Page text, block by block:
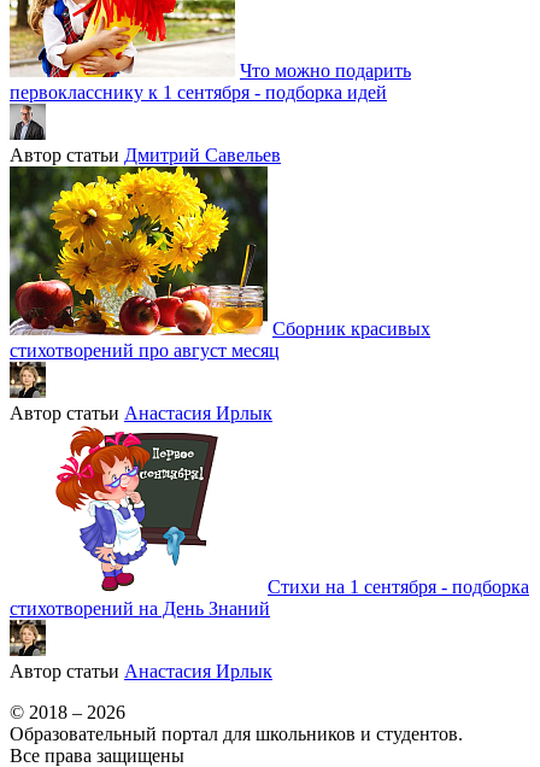
Что можно подарить
первокласснику к 1 сентября - подборка идей
Автор статьи Дмитрий Савельев
Сборник красивых
стихотворений про август месяц
Автор статьи Анастасия Ирлык
Стихи на 1 сентября - подборка
стихотворений на День Знаний
Автор статьи Анастасия Ирлык
© 2018 – 2026
Образовательный портал для школьников и студентов.
Все права защищены